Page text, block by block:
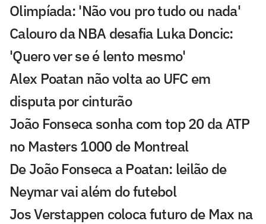
Olimpíada: 'Não vou pro tudo ou nada'
Calouro da NBA desafia Luka Doncic:
'Quero ver se é lento mesmo'
Alex Poatan não volta ao UFC em
disputa por cinturão
João Fonseca sonha com top 20 da ATP
no Masters 1000 de Montreal
De João Fonseca a Poatan: leilão de
Neymar vai além do futebol
Jos Verstappen coloca futuro de Max na